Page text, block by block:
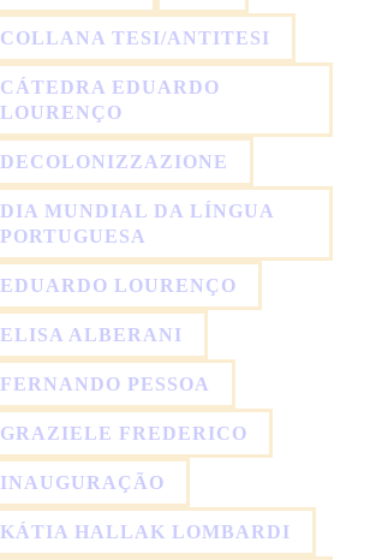
COLLANA TESI/ANTITESI
CÁTEDRA EDUARDO
LOURENÇO
DECOLONIZZAZIONE
DIA MUNDIAL DA LÍNGUA
PORTUGUESA
EDUARDO LOURENÇO
ELISA ALBERANI
FERNANDO PESSOA
GRAZIELE FREDERICO
INAUGURAÇÃO
KÁTIA HALLAK LOMBARDI